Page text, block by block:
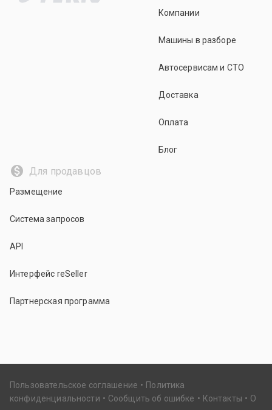
Компании
Машины в разборе
Автосервисам и СТО
Доставка
Оплата
Блог
Для продавцов
Размещение
Система запросов
API
Интерфейс reSeller
Партнерская программа
Пользовательское соглашение
Политика
конфиденциальности
Сообщить об ошибке Контакты
О